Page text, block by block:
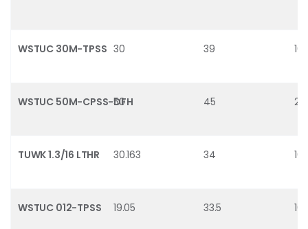
WSTUC 30M-TPSS 30 39
WSTUC 50M-CPSS-DFH
50 45
TUWK 1.3/16 LTHR 30.163 34
WSTUC 012-TPSS 19.05 33.5